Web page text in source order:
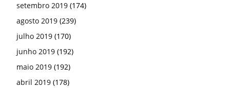
setembro 2019 (174)
agosto 2019 (239)
julho 2019 (170)
junho 2019 (192)
maio 2019 (192)
abril 2019 (178)